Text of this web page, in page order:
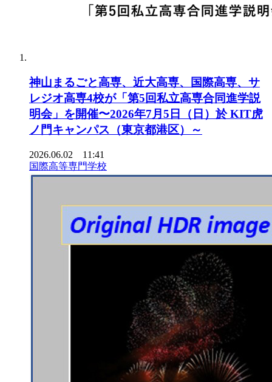
神山まるごと高専、近大高専、国際高専、サ
レジオ高専4校が「第5回私立高専合同進学説
明会」を開催〜2026年7月5日（日）於 KIT虎
ノ門キャンパス（東京都港区）～
2026.06.02 11:41
国際高等専門学校